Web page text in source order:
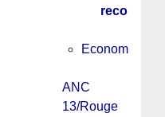
Economie
ANC
13/Rouge